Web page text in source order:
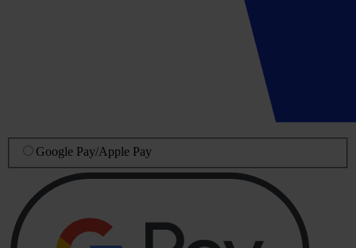
Google Pay/Apple Pay